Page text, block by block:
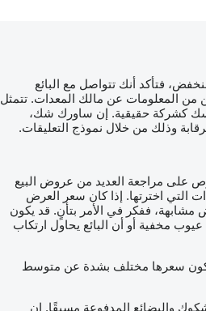
فتأكد أنك تتواصل مع البائع
من المعلومات عن مالك المعدات. تتمثل
كشركة حقيقية. إن ساورك شك،
وذلك من خلال نموذج التعليقات.
على مراجعة العديد من عروض البيع
التي اخترتها. إذا كان سعر العرض
ففكر في الأمر بتأنٍ. قد يكون
مخفية أو أن البائع يحاول ارتكاب
يكون سعرها مختلف بشدة عن متوسط
والبضائع المدفوعة مسبقًا. إن